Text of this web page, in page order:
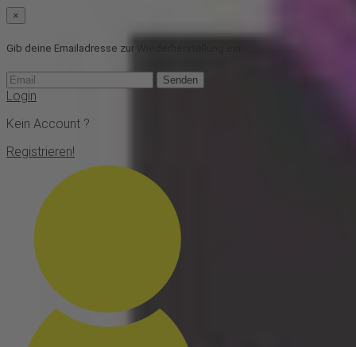
×
Gib deine Emailadresse zur Wiederherstellung ein!
Senden
Login
Kein Account ?
Registrieren!